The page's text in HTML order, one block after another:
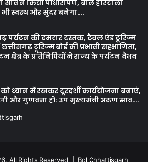
ने किया पौधारोपण, बोले हरियाली
भी स्वस्थ और सुंदर बनेगा….
पर्यटन की दमदार दस्तक, ट्रैवल एंड टूरिज्म
टूरिज्म बोर्ड की प्रभावी सहभागिता,
क्षेत्र के प्रतिनिधियों ने राज्य के पर्यटन वैभव
ध्यान में रखकर दूरदर्शी कार्ययोजना बनाएं,
और गुणवत्ता हो: उप मुख्यमंत्री अरुण साव….
All Rights Reserved | Bol Chhattisgarh